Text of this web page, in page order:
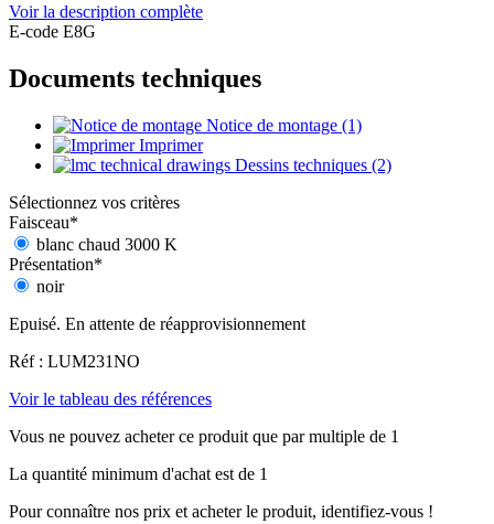
Voir la description complète
E-code E8G
Documents techniques
Notice de montage (1)
Imprimer
Dessins techniques (2)
Sélectionnez vos critères
Faisceau*
blanc chaud 3000 K
Présentation*
noir
Epuisé. En attente de réapprovisionnement
Réf : LUM231NO
Voir le tableau des références
Vous ne pouvez acheter ce produit que par multiple de 1
La quantité minimum d'achat est de 1
Pour connaître nos prix et acheter le produit, identifiez-vous !